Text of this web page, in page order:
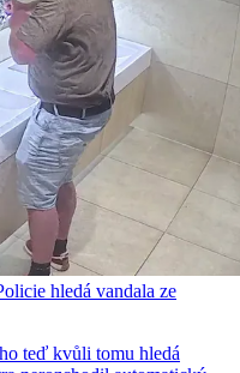
hledá vandala ze
teď kvůli tomu hledá